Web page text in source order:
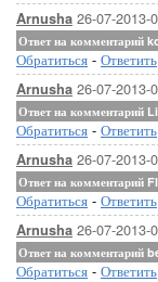
Arnusha 26-07-2013-
Ответ на комментарий
Обратиться - Ответить
Arnusha 26-07-2013-
Ответ на комментарий
Обратиться - Ответить
Arnusha 26-07-2013-
Ответ на комментарий
Обратиться - Ответить
Arnusha 26-07-2013-
Ответ на комментарий
Обратиться - Ответить